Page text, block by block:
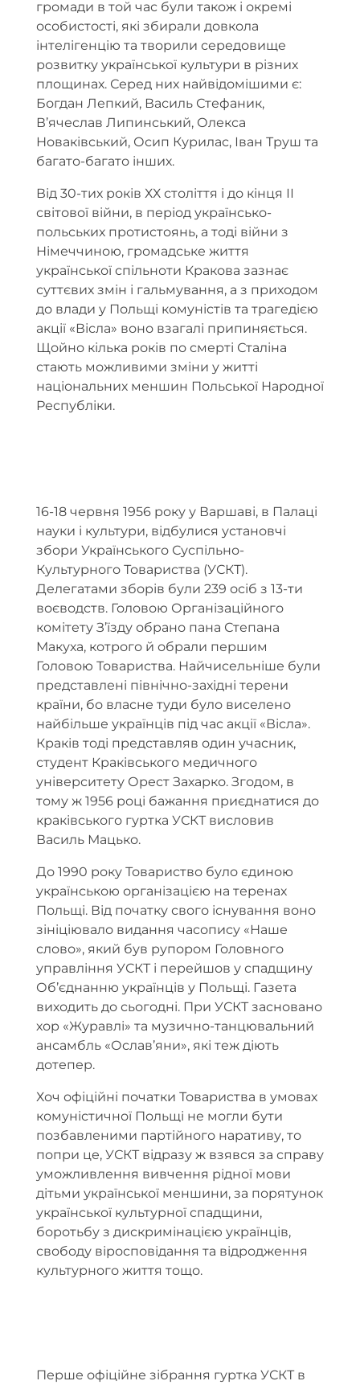
громади в той час були також і окремі
особистості, які збирали довкола
інтелігенцію та творили середовище
розвитку української культури в різних
площинах. Серед них найвідомішими є:
Богдан Лепкий, Василь Стефаник,
В’ячеслав Липинський, Олекса
Новаківський, Осип Курилас, Іван Труш та
багато-багато інших.
Від 30-тих років ХХ століття і до кінця ІІ
світової війни, в період українсько-
польських протистоянь, а тоді війни з
Німеччиною, громадське життя
української спільноти Кракова зазнає
суттєвих змін і гальмування, а з приходом
до влади у Польщі комуністів та трагедією
акції «Вісла» воно взагалі припиняється.
Щойно кілька років по смерті Сталіна
стають можливими зміни у житті
національних меншин Польської Народної
Республіки.
16-18 червня 1956 року у Варшаві, в Палаці
науки і культури, відбулися установчі
збори Українського Суспільно-
Культурного Товариства (УСКТ).
Делегатами зборів були 239 осіб з 13-ти
воєводств. Головою Організаційного
комітету З’їзду обрано пана Степана
Макуха, котрого й обрали першим
Головою Товариства. Найчисельніше були
представлені північно-західні терени
країни, бо власне туди було виселено
найбільше українців під час акції «Вісла».
Краків тоді представляв один учасник,
студент Краківського медичного
університету Орест Захарко. Згодом, в
тому ж 1956 році бажання приєднатися до
краківського гуртка УСКТ висловив
Василь Мацько.
До 1990 року Товариство було єдиною
українською організацією на теренах
Польщі. Від початку свого існування воно
зініціювало видання часопису «Наше
слово», який був рупором Головного
управління УСКТ і перейшов у спадщину
Об’єднанню українців у Польщі. Газета
виходить до сьогодні. При УСКТ засновано
хор «Журавлі» та музично-танцювальний
ансамбль «Ослав’яни», які теж діють
дотепер.
Хоч офіційні початки Товариства в умовах
комуністичної Польщі не могли бути
позбавленими партійного наративу, то
попри це, УСКТ відразу ж взявся за справу
уможливлення вивчення рідної мови
дітьми української меншини, за порятунок
української культурної спадщини,
боротьбу з дискримінацією українців,
свободу віросповідання та відродження
культурного життя тощо.
Перше офіційне зібрання гуртка УСКТ в